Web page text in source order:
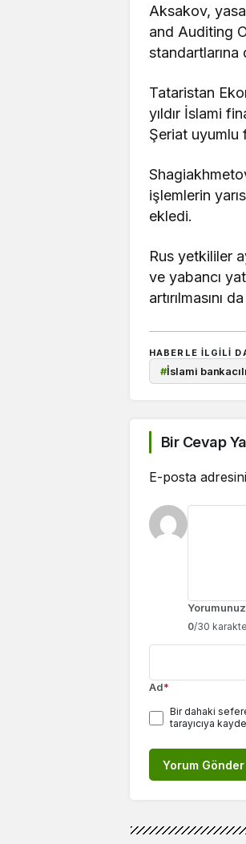
Aksakov,
and Auditing
Tataristan
yıldır İslami
Şeriat uyumlu
işlemlerin
ekledi.
Rus yetkililer
ve yabancı
artırılmasını
HABERLE ILGILI
#İslami
Bir Cevap
E-posta
Yorumunuz
0/30
Ad*
Bir dahaki
tarayıcıya
Yorum Gönder